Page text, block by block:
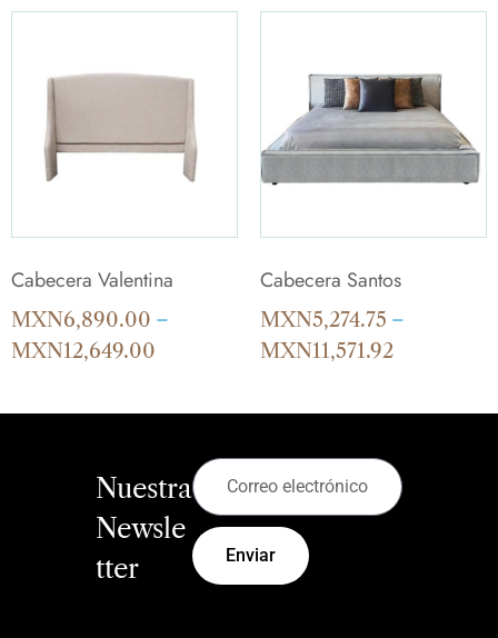
Cabecera Valentina
MXN6,890.00 –
MXN12,649.00
Cabecera Santos
MXN5,274.75 –
MXN11,571.92
Nuestra
Newsle
tter
Enviar